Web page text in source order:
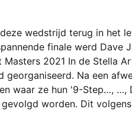
wedstrijd terug in het
finale werd Dave
2021 In de Stella
Na een
waar ze hun '9-Step…, …,
worden. Dit